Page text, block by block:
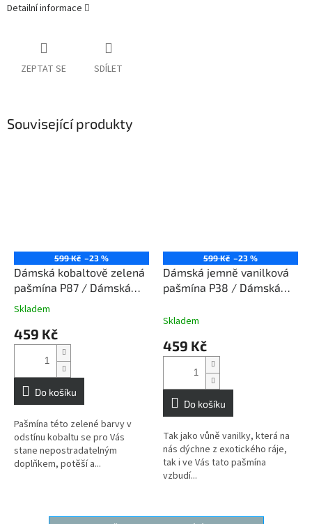
Detailní informace
ZEPTAT SE SDÍLET
Související produkty
599 Kč –23 %
Dámská kobaltově zelená
pašmína P87 / Dámská
kobaltově zelená šála
Průměrné
produktu
z
hvězdiček.
Skladem
459 Kč
Do košíku
Pašmína této zelené barvy v
odstínu kobaltu se pro Vás
stane nepostradatelným
doplňkem, potěší a...
599 Kč –23 %
Dámská jemně vanilková
pašmína P38 / Dámská
Skladem
459 Kč
Do košíku
Tak jako vůně vanilky, která na
nás dýchne z exotického ráje,
tak i ve Vás tato pašmína
vzbudí...